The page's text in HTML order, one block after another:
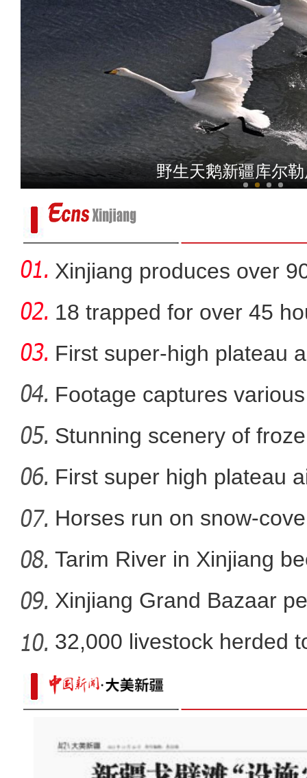
新疆麦盖提县：冬日的叶尔
新疆博州：玉琢银装
新疆和田市：元旦临近鲜花
野生天鹅新疆库尔
Xinjiang produces over
cotton
18 trapped for over 45
gold
First super-high plateau
Footage captures
in
Stunning scenery of
First super high plateau
Horses run on snow-
Tarim River in Xinjiang
Xinjiang Grand Bazaar
32,000 livestock herded